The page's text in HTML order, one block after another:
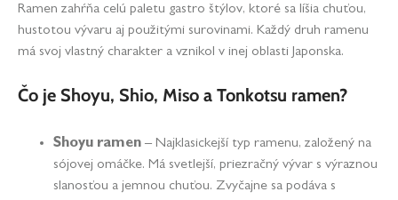
Ramen zahŕňa celú paletu gastro štýlov, ktoré sa líšia chuťou,
hustotou vývaru aj použitými surovinami. Každý druh ramenu
má svoj vlastný charakter a vznikol v inej oblasti Japonska.
Čo je Shoyu, Shio, Miso a Tonkotsu ramen?
Shoyu ramen – Najklasickejší typ ramenu, založený na
sójovej omáčke. Má svetlejší, priezračný vývar s výraznou
slanosťou a jemnou chuťou. Zvyčajne sa podáva s